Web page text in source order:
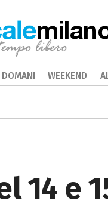
14 e
DOMANI WEEKEND